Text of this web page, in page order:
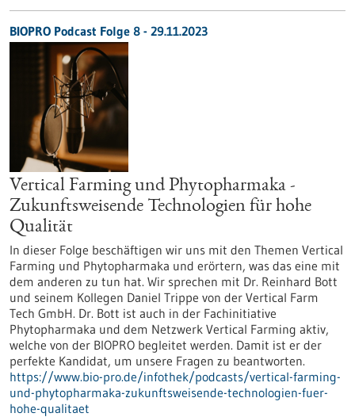
BIOPRO Podcast Folge 8 - 29.11.2023
Vertical Farming und Phytopharmaka -
Zukunftsweisende Technologien für hohe
Qualität
In dieser Folge beschäftigen wir uns mit den Themen Vertical
Farming und Phytopharmaka und erörtern, was das eine mit
dem anderen zu tun hat. Wir sprechen mit Dr. Reinhard Bott
und seinem Kollegen Daniel Trippe von der Vertical Farm
Tech GmbH. Dr. Bott ist auch in der Fachinitiative
Phytopharmaka und dem Netzwerk Vertical Farming aktiv,
welche von der BIOPRO begleitet werden. Damit ist er der
perfekte Kandidat, um unsere Fragen zu beantworten.
https://www.bio-pro.de/infothek/podcasts/vertical-farming-
und-phytopharmaka-zukunftsweisende-technologien-fuer-
hohe-qualitaet